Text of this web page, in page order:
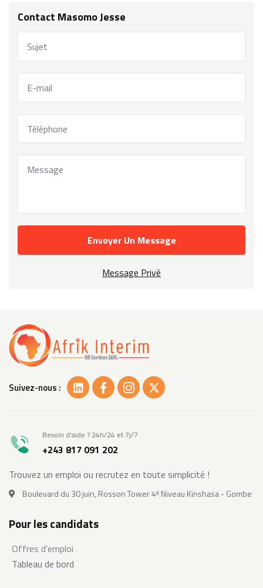
Contact Masomo Jesse
Envoyer Un Message
Message Privé
Suivez-nous :
Besoin d'aide ? 24h/24 et 7j/7
+243 817 091 202
Trouvez un emploi ou recrutez en toute simplicité !
Boulevard du 30 juin, Rosson Tower 4ᵉ Niveau Kinshasa - Gombe
Pour les candidats
Offres d'emploi
Tableau de bord